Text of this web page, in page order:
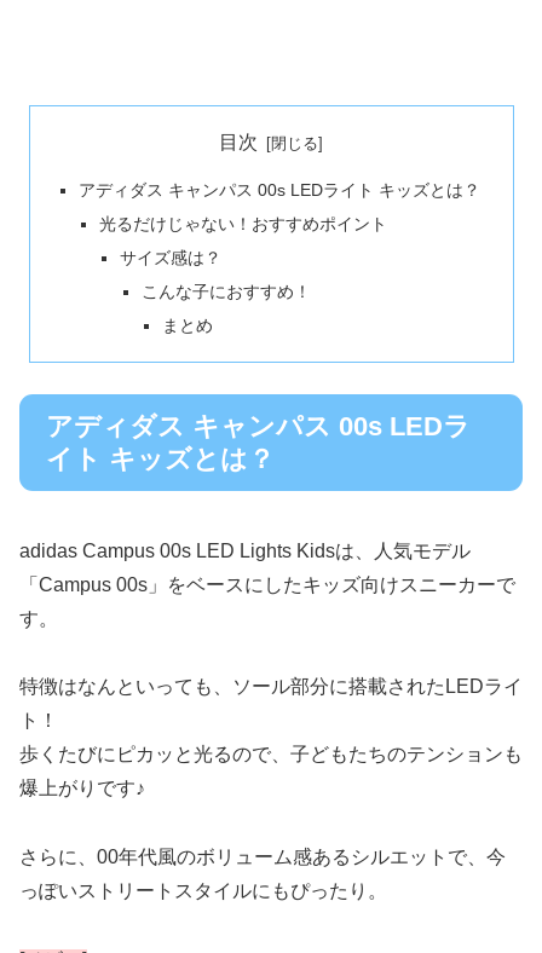
目次
アディダス キャンパス 00s LEDライト キッズとは？
光るだけじゃない！おすすめポイント
サイズ感は？
こんな子におすすめ！
まとめ
アディダス キャンパス 00s LEDラ
イト キッズとは？
adidas Campus 00s LED Lights Kidsは、人気モデル
「Campus 00s」をベースにしたキッズ向けスニーカーで
す。
特徴はなんといっても、ソール部分に搭載されたLEDライ
ト！
歩くたびにピカッと光るので、子どもたちのテンションも
爆上がりです♪
さらに、00年代風のボリューム感あるシルエットで、今
っぽいストリートスタイルにもぴったり。